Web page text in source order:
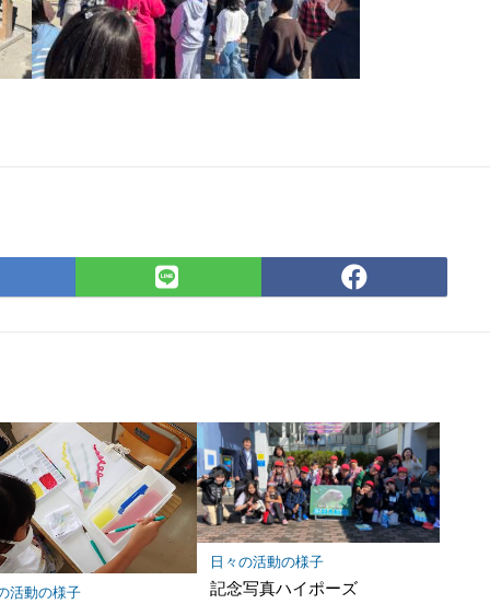
LINE
で
で
活動の様子
日々の活動の様子
記念写真ハイポーズ